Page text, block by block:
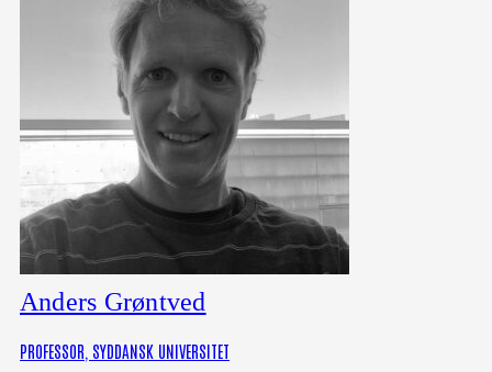
Anders Grøntved
PROFESSOR, SYDDANSK UNIVERSITET